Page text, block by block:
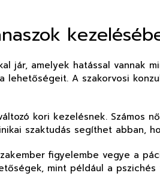
jár, amelyek hatással vannak
A szakorvosi
kori kezelésnek. Számos
szaktudás segíthet abban,
figyelembe vegye a
mint például a